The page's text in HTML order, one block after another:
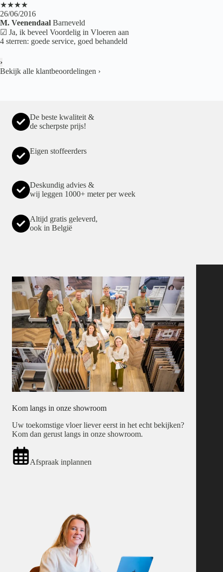
★★★★
26/06/2016
M. Veenendaal Barneveld
☑ Ja, ik beveel Voordelig in Vloeren aan
4 sterren: goede service, goed behandeld
›
Bekijk alle klantbeoordelingen ›
De beste kwaliteit &
de scherpste prijs!
Eigen stoffeerders
Deskundig advies &
wij leggen 1000+ meter per week
Altijd gratis geleverd,
ook in België
Kom langs in onze showroom
Uw toekomstige vloer liever eerst in het echt bekijken?
Kom dan gerust langs in onze showroom.
Afspraak inplannen